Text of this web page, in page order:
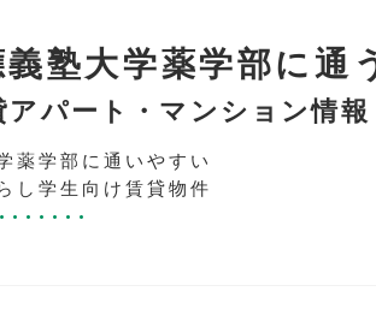
塾大学薬学部に通
パート・マンション情報
薬学部に通いやすい
し学生向け賃貸物件